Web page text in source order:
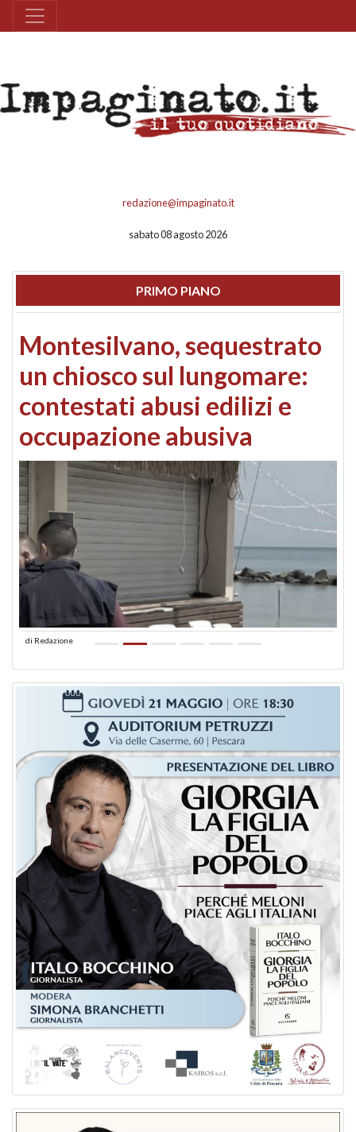
redazione@impaginato.it
sabato 08 agosto 2026
PRIMO PIANO
Montesilvano, sequestrato
un chiosco sul lungomare:
contestati abusi edilizi e
occupazione abusiva
di Redazione